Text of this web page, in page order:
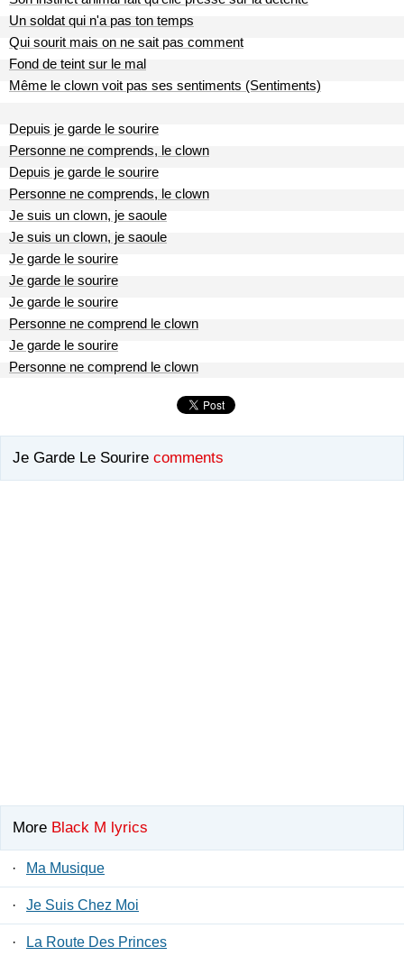
Un soldat qui n'a pas ton temps
Qui sourit mais on ne sait pas comment
Fond de teint sur le mal
Même le clown voit pas ses sentiments (Sentiments)
Depuis je garde le sourire
Personne ne comprends, le clown
Depuis je garde le sourire
Personne ne comprends, le clown
Je suis un clown, je saoule
Je suis un clown, je saoule
Je garde le sourire
Je garde le sourire
Je garde le sourire
Personne ne comprend le clown
Je garde le sourire
Personne ne comprend le clown
Je Garde Le Sourire comments
More Black M lyrics
· Ma Musique
· Je Suis Chez Moi
· La Route Des Princes